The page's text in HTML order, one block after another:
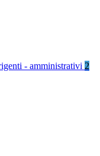
- amministrativi 2